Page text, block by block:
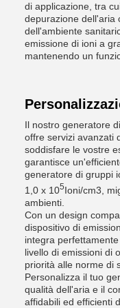
di applicazione, tra
depurazione dell'aria
dell'ambiente
emissione di ioni a
mantenendo un
Il nostro generatore
offre servizi avanzati
soddisfare le vostre
garantisce
generatore di gruppi
1,0 x 105Ioni/cm3,
ambienti.
Con un design
dispositivo di
integra
livello di emissioni di
priorità alle norme di
Personalizza il tuo
qualità dell'aria e il
affidabili ed efficienti